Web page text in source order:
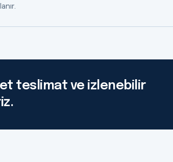
teslimat ve izlenebilir